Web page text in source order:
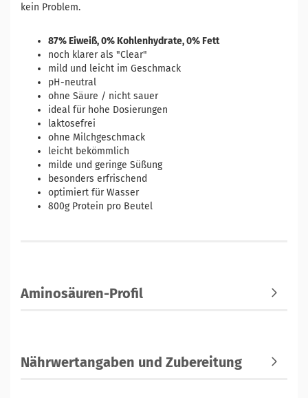
kein Problem.
87% Eiweiß, 0% Kohlenhydrate, 0% Fett
noch klarer als "Clear"
mild und leicht im Geschmack
pH-neutral
ohne Säure / nicht sauer
ideal für hohe Dosierungen
laktosefrei
ohne Milchgeschmack
leicht bekömmlich
milde und geringe Süßung
besonders erfrischend
optimiert für Wasser
800g Protein pro Beutel
Aminosäuren-Profil
Nährwertangaben und Zubereitung